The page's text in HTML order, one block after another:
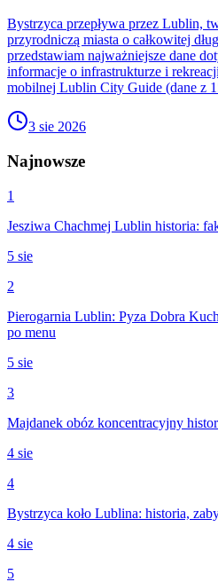
Bystrzyca przepływa przez Lublin,
przyrodniczą miasta o całkowitej
przedstawiam najważniejsze dane
informacje o infrastrukturze i
mobilnej Lublin City Guide (dane z
3 sie 2026
Najnowsze
1
Jesziwa Chachmej Lublin historia:
5 sie
2
Pierogarnia Lublin: Pyza Dobra
po menu
5 sie
3
Majdanek obóz koncentracyjny
4 sie
4
Bystrzyca koło Lublina: historia,
4 sie
5